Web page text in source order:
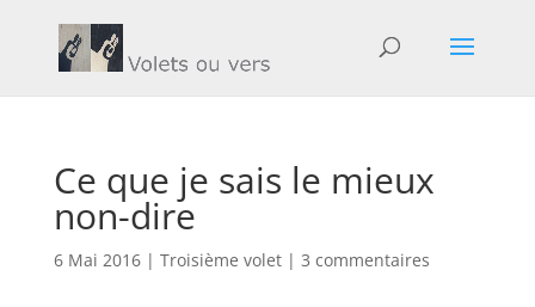
Ce que je sais le mieux
non-dire
6 Mai 2016| Troisième volet| 3 commentaires